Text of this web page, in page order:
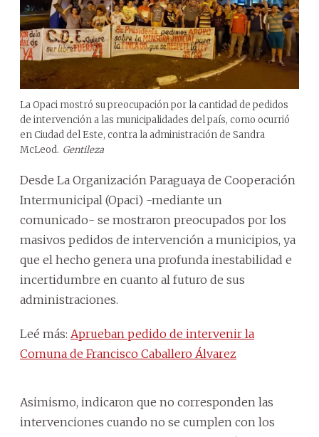
La Opaci mostró su preocupación por la cantidad de pedidos
de intervención a las municipalidades del país, como ocurrió
en Ciudad del Este, contra la administración de Sandra
McLeod. Gentileza
Desde La Organización Paraguaya de Cooperación
Intermunicipal (Opaci) -mediante un
comunicado- se mostraron preocupados por los
masivos pedidos de intervención a municipios, ya
que el hecho genera una profunda inestabilidad e
incertidumbre en cuanto al futuro de sus
administraciones.
Leé más: Aprueban pedido de intervenir la
Comuna de Francisco Caballero Álvarez
Asimismo, indicaron que no corresponden las
intervenciones cuando no se cumplen con los